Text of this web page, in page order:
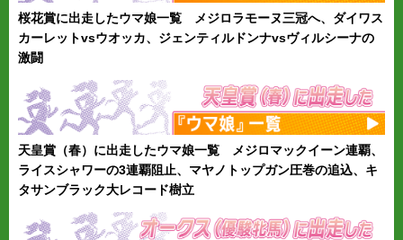
桜花賞に出走したウマ娘一覧 メジロラモーヌ三冠へ、ダイワス
カーレットvsウオッカ、ジェンティルドンナvsヴィルシーナの
激闘
天皇賞（春）に出走したウマ娘一覧 メジロマックイーン連覇、
ライスシャワーの3連覇阻止、マヤノトップガン圧巻の追込、キ
タサンブラック大レコード樹立